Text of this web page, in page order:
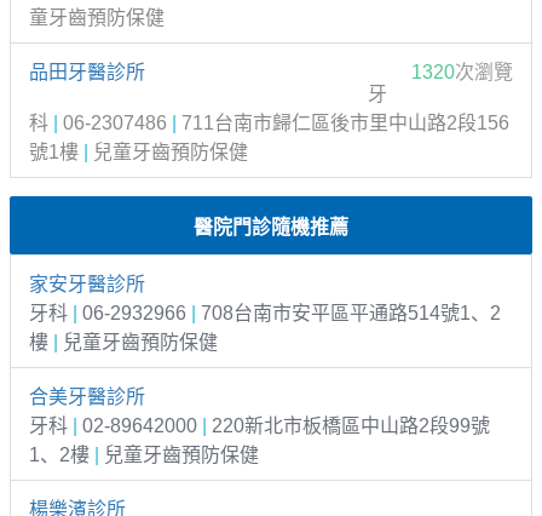
童牙齒預防保健
品田牙醫診所 1320次瀏覽
牙
科
06-2307486
711台南市歸仁區後市里中山路2段156
號1樓
兒童牙齒預防保健
醫院門診隨機推薦
家安牙醫診所
牙科
06-2932966
708台南市安平區平通路514號1、2
樓
兒童牙齒預防保健
合美牙醫診所
牙科
02-89642000
220新北市板橋區中山路2段99號
1、2樓
兒童牙齒預防保健
楊樂濱診所